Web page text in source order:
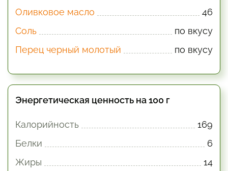
Оливковое масло
46
Соль
по вкусу
Перец черный молотый
по вкусу
Энергетическая ценность на 100 г
Калорийность
169
Белки
6
Жиры
14